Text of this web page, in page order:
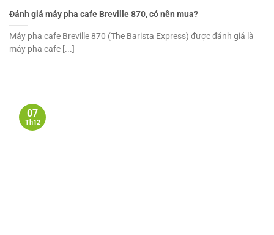
Đánh giá máy pha cafe Breville 870, có nên mua?
Máy pha cafe Breville 870 (The Barista Express) được đánh giá là
máy pha cafe [...]
07
Th12